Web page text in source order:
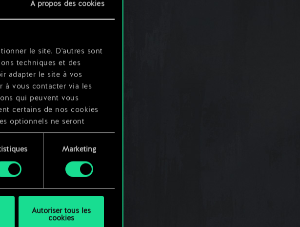
À propos des cookies
le site. D'autres sont
techniques et des
adapter le site à vos
à vous contacter via les
qui peuvent vous
certains de nos cookies
optionnels ne seront
ci-dessous.
Marketing
Autoriser tous les
cookies